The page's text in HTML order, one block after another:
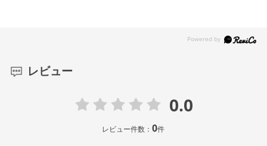
レビュー
0.0
レビュー件数：0件